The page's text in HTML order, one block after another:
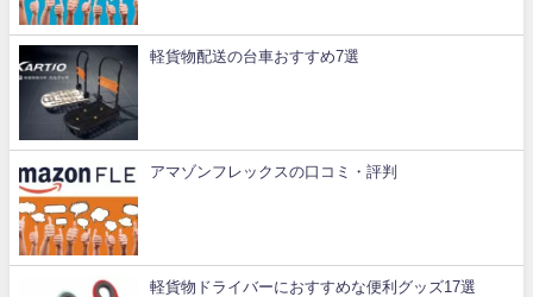
軽貨物配送の台車おすすめ7選
アマゾンフレックスの口コミ・評判
軽貨物ドライバーにおすすめな便利グッズ17選